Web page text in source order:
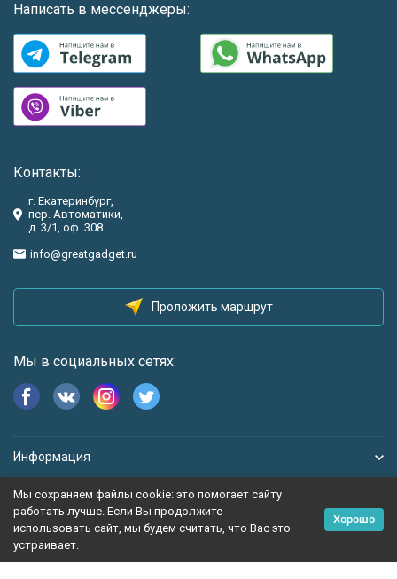
Написать в мессенджеры:
Контакты:
г. Екатеринбург,
пер. Автоматики,
д. 3/1, оф. 308
info@greatgadget.ru
Проложить маршрут
Мы в социальных сетях:
Информация
Политика персональных данных Карта сайта
Мы сохраняем файлы cookie: это помогает сайту
работать лучше. Если Вы продолжите
использовать сайт, мы будем считать, что Вас это
устраивает.
Хорошо